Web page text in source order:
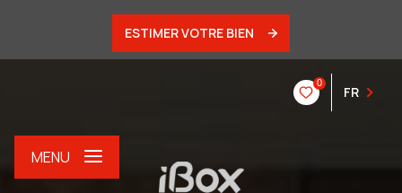
ESTIMER VOTRE BIEN
0
FR
MENU